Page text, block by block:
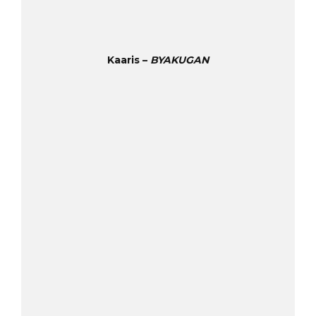
Kaaris – BYAKUGAN